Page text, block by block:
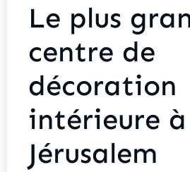
Le plus
centre de
décoration
intérieure à
Jérusalem